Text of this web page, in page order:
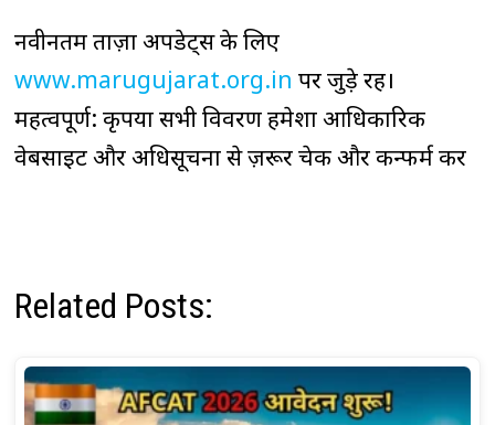
नवीनतम ताज़ा अपडेट्स के लिए
www.marugujarat.org.in पर जुड़े रहें।
महत्वपूर्ण: कृपया सभी विवरण हमेशा आधिकारिक
वेबसाइट और अधिसूचना से ज़रूर चेक और कन्फर्म करें
Related Posts: